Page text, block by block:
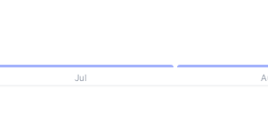
Jul